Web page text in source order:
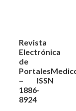
Revista
Electrónica
de
– ISSN
1886-
8924